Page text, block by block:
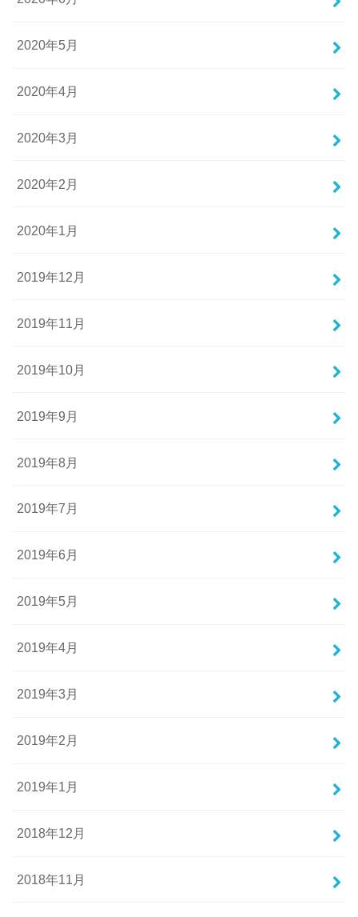
2020年5月
2020年4月
2020年3月
2020年2月
2020年1月
2019年12月
2019年11月
2019年10月
2019年9月
2019年8月
2019年7月
2019年6月
2019年5月
2019年4月
2019年3月
2019年2月
2019年1月
2018年12月
2018年11月